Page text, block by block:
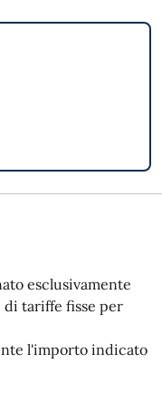
esclusivamente
di tariffe fisse per
l'importo indicato